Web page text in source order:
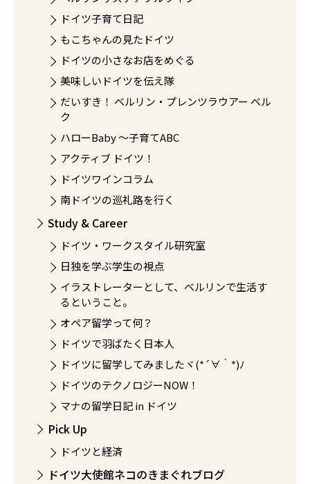
ドイツ子育て日記
もこちゃんの見たドイツ
ドイツの小さなお店をめぐる
美味しいドイツを伝え隊
だいすき！ ベルリン・プレンツラウアー ベル
ク
ハローBaby 〜子育てABC
アクティブ ドイツ！
ドイツワインコラム
南ドイツの巡礼路を行く
Study & Career
ドイツ・ワークスタイル研究室
日独を学ぶ学生の視点
イラストレーターとして、ベルリンで生活す
るということ。
オペア留学って何？
ドイツで羽ばたく日本人
ドイツに留学してみましたヾ(*´∀｀*)ﾉ
ドイツのテクノロジーNOW！
マナの留学日記 in ドイツ
Pick Up
ドイツと経済
ドイツ大使館ネコのきまぐれブログ